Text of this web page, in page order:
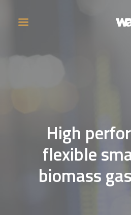
ATTIVITÀ
CONTATTI
LAVORA CON NOI
High
flexible
biomass